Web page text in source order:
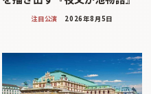
注目公演 2026年8月5日